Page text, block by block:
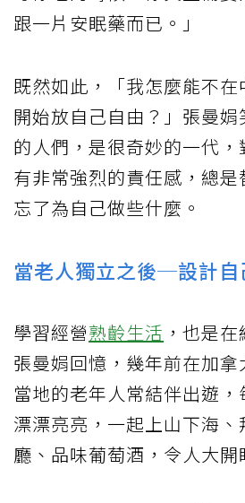
跟一片安眠藥而已。」
既然如此，「我怎麼能不
開始放自己自由？」張曼
的人們，是很奇妙的一代
有非常強烈的責任感，總
忘了為自己做些什麼。
當老人獨立之後─設計自
學習經營熟齡生活 ，也是
張曼娟回憶，幾年前在加拿
當地的老年人常結伴出遊
漂漂亮亮，一起上山下海、
廳、品味葡萄酒，令人大開